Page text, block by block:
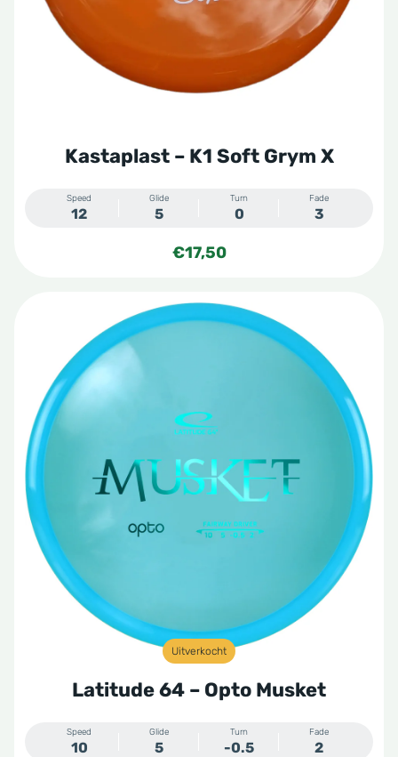
Kastaplast – K1 Soft Grym X
Speed
12
Glide
5
Turn
0
Fade
3
€17,50
Uitverkocht
Latitude 64 – Opto Musket
Speed
10
Glide
5
Turn
-0.5
Fade
2